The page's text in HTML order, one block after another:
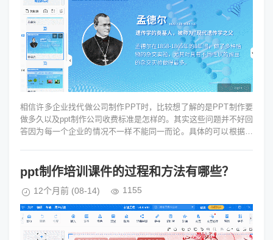
相信许多企业找代做公司制作PPT时，比较想了解的是PPT制作要
做多久以及ppt制作公司收费标准是怎样的。其实这些问题并不好回
答因为每一个企业的情况不一样不能同一而论。具体的可以根据不
ppt制作培训课件的过程和方法有哪些？
12个月前 (08-14) 1155